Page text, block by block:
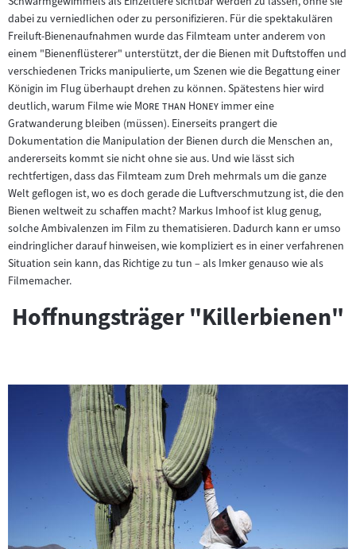
dabei zu verniedlichen oder zu personifizieren. Für die spektakulären
Freiluft-Bienenaufnahmen wurde das Filmteam unter anderem von
einem "Bienenflüsterer" unterstützt, der die Bienen mit Duftstoffen und
verschiedenen Tricks manipulierte, um Szenen wie die Begattung einer
Königin im Flug überhaupt drehen zu können. Spätestens hier wird
deutlich, warum Filme wie "More than Honey"immer eine
Gratwanderung bleiben (müssen). Einerseits prangert die
Dokumentation die Manipulation der Bienen durch die Menschen an,
andererseits kommt sie nicht ohne sie aus. Und wie lässt sich
rechtfertigen, dass das Filmteam zum Dreh mehrmals um die ganze
Welt geflogen ist, wo es doch gerade die Luftverschmutzung ist, die den
Bienen weltweit zu schaffen macht? Markus Imhoof ist klug genug,
solche Ambivalenzen im Film zu thematisieren. Dadurch kann er umso
eindringlicher darauf hinweisen, wie kompliziert es in einer verfahrenen
Situation sein kann, das Richtige zu tun – als Imker genauso wie als
Filmemacher.
Hoffnungsträger "Killerbienen"